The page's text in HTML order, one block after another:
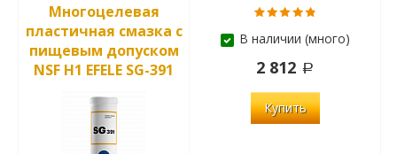
Многоцелевая
пластичная смазка с
пищевым допуском
NSF H1 EFELE SG-391
В наличии (много)
2 812
Купить